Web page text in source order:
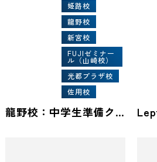
姫路校
龍野校
新宮校
FUJIゼミナー
ル（山崎校）
光都プラザ校
佐用校
龍野校：中学生準備クラス実施！！